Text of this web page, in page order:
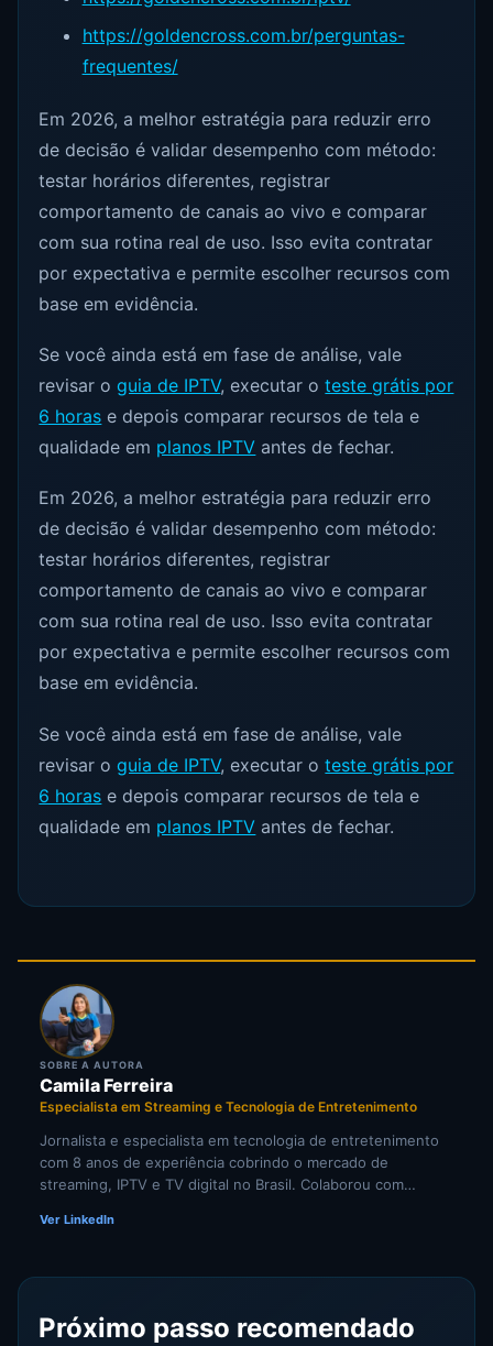
https://goldencross.com.br/perguntas-
frequentes/
Em 2026, a melhor estratégia para reduzir erro
de decisão é validar desempenho com método:
testar horários diferentes, registrar
comportamento de canais ao vivo e comparar
com sua rotina real de uso. Isso evita contratar
por expectativa e permite escolher recursos com
base em evidência.
Se você ainda está em fase de análise, vale
revisar oguia de IPTV, executar oteste grátis por
6 horas e depois comparar recursos de tela e
qualidade em planos IPTV antes de fechar.
Em 2026, a melhor estratégia para reduzir erro
de decisão é validar desempenho com método:
testar horários diferentes, registrar
comportamento de canais ao vivo e comparar
com sua rotina real de uso. Isso evita contratar
por expectativa e permite escolher recursos com
base em evidência.
Se você ainda está em fase de análise, vale
revisar oguia de IPTV, executar oteste grátis por
6 horas e depois comparar recursos de tela e
qualidade em planos IPTV antes de fechar.
SOBRE A AUTORA
Camila Ferreira
Especialista em Streaming e Tecnologia de Entretenimento
Jornalista e especialista em tecnologia de entretenimento
com 8 anos de experiência cobrindo o mercado de
streaming, IPTV e TV digital no Brasil. Colaborou com
especializados em cultura digital. Pesquisadora
comportamento do consumidor de mídia digital.
Ver LinkedIn
Próximo passo recomendado